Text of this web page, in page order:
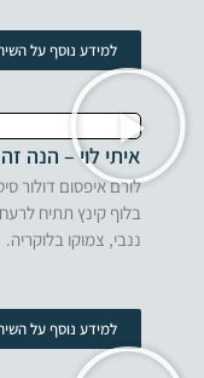
למידע נוסף על
איתי לוי – הנה
לורם איפסום דולור
בלוף קינץ תתיח
ננבי, צמוקו בלוקריה.
למידע נוסף על